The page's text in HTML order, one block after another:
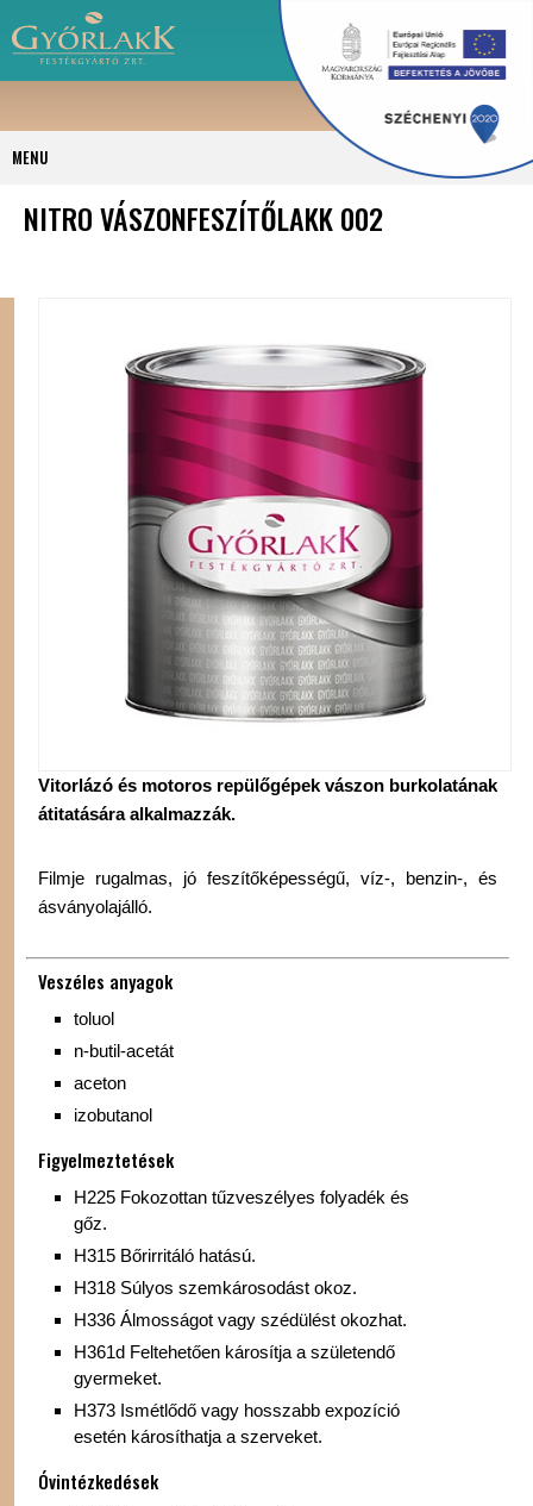
MENU
NITRO VÁSZONFESZÍTŐLAKK 002
Vitorlázó és motoros repülőgépek vászon burkolatának
átitatására alkalmazzák.
Filmje rugalmas, jó feszítőképességű, víz-, benzin-, és
ásványolajálló.
Veszéles anyagok
toluol
n-butil-acetát
aceton
izobutanol
Figyelmeztetések
H225 Fokozottan tűzveszélyes folyadék és
gőz.
H315 Bőrirritáló hatású.
H318 Súlyos szemkárosodást okoz.
H336 Álmosságot vagy szédülést okozhat.
H361d Feltehetően károsítja a születendő
gyermeket.
H373 Ismétlődő vagy hosszabb expozíció
esetén károsíthatja a szerveket.
Óvintézkedések